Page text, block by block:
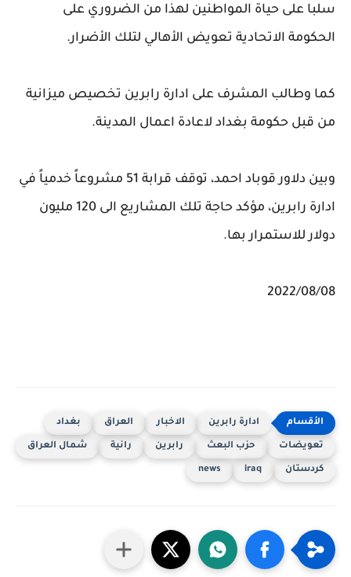
سلبا على حياة المواطنين لهذا من الضروري على
الحكومة الاتحادية تعويض الأهالي لتلك الأضرار.
كما وطالب المشرف على ادارة رابرين تخصيص ميزانية
من قبل حكومة بغداد لاعادة اعمال المدينة.
وبين دلاور قوباد احمد، توقف قرابة 51 مشروعاً خدمياً في
ادارة رابرين، مؤكد حاجة تلك المشاريع الى 120 مليون
دولار للاستمرار بها.
2022/08/08
ادارة رابرين الاخبار العراق بغداد
تعويضات حزب البعث رابرين رانية شمال العراق
كردستان iraq
news